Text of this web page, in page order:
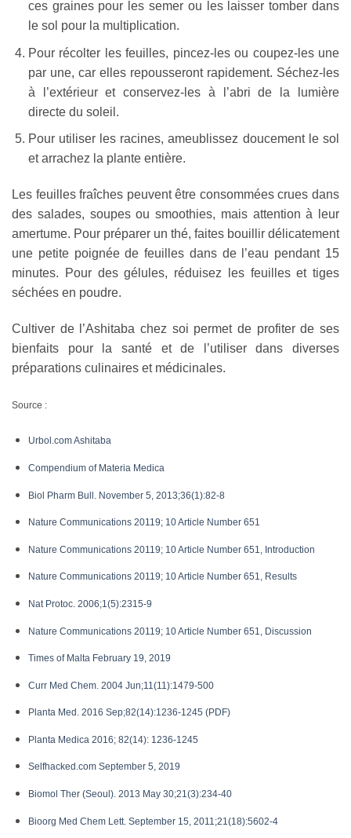
ces graines pour les semer ou les laisser tomber dans
le sol pour la multiplication.
Pour récolter les feuilles, pincez-les ou coupez-les une
par une, car elles repousseront rapidement. Séchez-les
à l’extérieur et conservez-les à l’abri de la lumière
directe du soleil.
Pour utiliser les racines, ameublissez doucement le sol
et arrachez la plante entière.
Les feuilles fraîches peuvent être consommées crues dans
des salades, soupes ou smoothies, mais attention à leur
amertume. Pour préparer un thé, faites bouillir délicatement
une petite poignée de feuilles dans de l’eau pendant 15
minutes. Pour des gélules, réduisez les feuilles et tiges
séchées en poudre.
Cultiver de l’Ashitaba chez soi permet de profiter de ses
bienfaits pour la santé et de l’utiliser dans diverses
préparations culinaires et médicinales.
Source :
Urbol.com Ashitaba
Compendium of Materia Medica
Biol Pharm Bull. November 5, 2013;36(1):82-8
Nature Communications 20119; 10 Article Number 651
Nature Communications 20119; 10 Article Number 651, Introduction
Nature Communications 20119; 10 Article Number 651, Results
Nat Protoc. 2006;1(5):2315-9
Nature Communications 20119; 10 Article Number 651, Discussion
Times of Malta February 19, 2019
Curr Med Chem. 2004 Jun;11(11):1479-500
Planta Med. 2016 Sep;82(14):1236-1245 (PDF)
Planta Medica 2016; 82(14): 1236-1245
Selfhacked.com September 5, 2019
Biomol Ther (Seoul). 2013 May 30;21(3):234-40
Bioorg Med Chem Lett. September 15, 2011;21(18):5602-4